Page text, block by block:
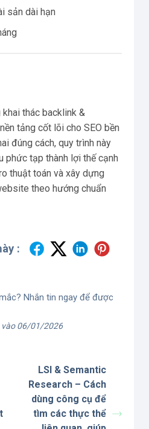
sản dài hạn
thác backlink &
tảng cốt lõi cho SEO bền
đúng cách, quy trình này
phức tạp thành lợi thế cạnh
thuật toán và xây dựng
theo hướng chuẩn
:
Nhắn tin ngay để được
vào 06/01/2026
LSI & Semantic
Research – Cách
dùng công cụ để
tìm các thực thể